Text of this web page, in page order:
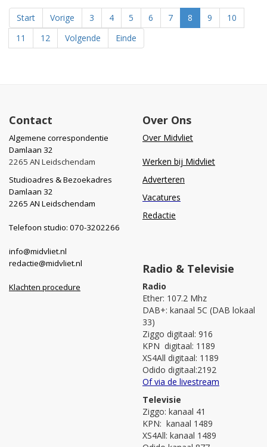
Start Vorige 3 4 5 6 7 8 9
10
11
12 Volgende Einde
Contact
Algemene correspondentie
Damlaan 32
2265 AN Leidschendam
Studioadres & Bezoekadres
Damlaan 32
2265 AN Leidschendam
Telefoon studio: 070-3202266
info@midvliet.nl
redactie@midvliet.nl
Klachten procedure
Over Ons
Over Midvliet
Werken bij Midvliet
Adverteren
Vacatures
Redactie
Radio & Televisie
Radio
Ether: 107.2 Mhz
DAB+: kanaal 5C (DAB lokaal
33)
Ziggo digitaal: 916
KPN digitaal: 1189
XS4All digitaal: 1189
Odido digitaal:2192
Of via de livestream
Televisie
Ziggo: kanaal 41
KPN: kanaal 1489
XS4All: kanaal 1489